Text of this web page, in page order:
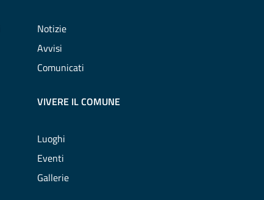
Notizie
Avvisi
Comunicati
VIVERE IL COMUNE
Luoghi
Eventi
Gallerie